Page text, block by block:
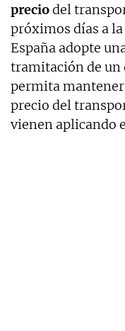
preciodel
próximos días a la
España adopte
tramitación de un
permita
precio del
vienen aplicando